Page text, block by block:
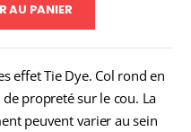
AU PANIER
effet Tie Dye. Col rond en
propreté sur le cou. La
peuvent varier au sein